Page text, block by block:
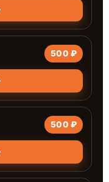
500 ₽
500 ₽